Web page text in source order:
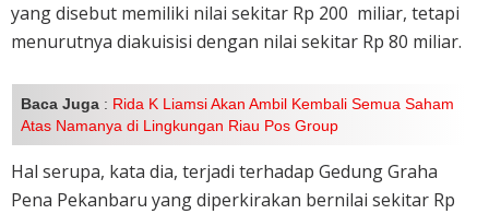
yang disebut memiliki nilai sekitar Rp 200 miliar, tetapi
menurutnya diakuisisi dengan nilai sekitar Rp 80 miliar.
Baca Juga : Rida K Liamsi Akan Ambil Kembali Semua Saham
Atas Namanya di Lingkungan Riau Pos Group
Hal serupa, kata dia, terjadi terhadap Gedung Graha
Pena Pekanbaru yang diperkirakan bernilai sekitar Rp